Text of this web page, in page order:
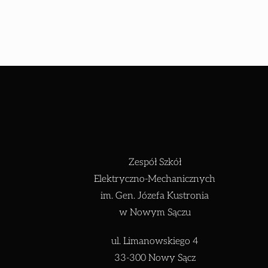
Zespół Szkół
Elektryczno-Mechanicznych
im. Gen. Józefa Kustronia
w Nowym Sączu
ul. Limanowskiego 4
33-300 Nowy Sącz